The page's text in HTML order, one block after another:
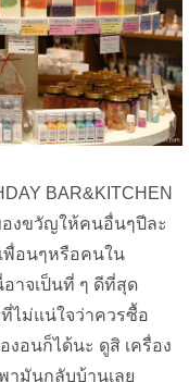
BAR&KITCHEN
งขวัญให้คนอื่นๆปีละ
พื่อนๆหรือคนใน
าจเป็นที่ ๆ ดีที่สุด
ไม่แน่ใจว่าควรซื้อ
อนก็ได้นะ ดูสิ เครื่อง
ามันกลับบ้านเลย